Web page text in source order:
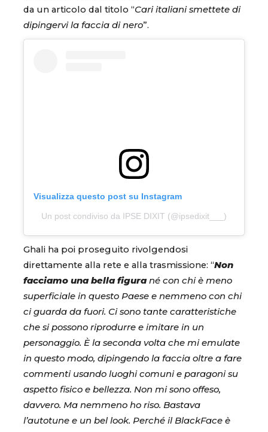
da un articolo dal titolo “Cari italiani smettete di
dipingervi la faccia di nero”.
Visualizza questo post su Instagram
Un post condiviso da IPSE DIXIT (@ipsedixit___)
Ghali ha poi proseguito rivolgendosi
direttamente alla rete e alla trasmissione: “Non
facciamo una bella figurané con chi è meno
superficiale in questo Paese e nemmeno con chi
ci guarda da fuori. Ci sono tante caratteristiche
che si possono riprodurre e imitare in un
personaggio. È la seconda volta che mi emulate
in questo modo, dipingendo la faccia oltre a fare
commenti usando luoghi comuni e paragoni su
aspetto fisico e bellezza. Non mi sono offeso,
davvero. Ma nemmeno ho riso. Bastava
l’autotune e un bel look. Perché il BlackFace è